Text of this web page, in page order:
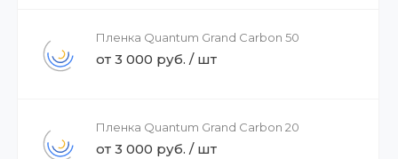
Пленка Quantum Grand Carbon 50
от 3 000 руб. / шт
Пленка Quantum Grand Carbon 20
от 3 000 руб. / шт